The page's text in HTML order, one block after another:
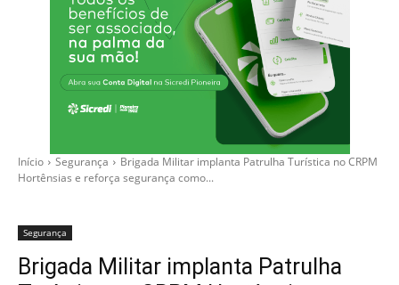
Início Segurança
Brigada Militar implanta Patrulha Turística no CRPM
Hortênsias e reforça segurança como...
Segurança
Brigada Militar implanta Patrulha